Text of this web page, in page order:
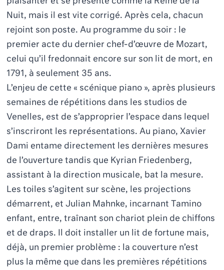
Nuit, mais il est vite corrigé. Après cela, chacun
rejoint son poste. Au programme du soir : le
premier acte du dernier chef-d’œuvre de Mozart,
celui qu’il fredonnait encore sur son lit de mort, en
1791, à seulement 35 ans.
L’enjeu de cette « scénique piano », après plusieurs
semaines de répétitions dans les studios de
Venelles, est de s’approprier l’espace dans lequel
s’inscriront les représentations. Au piano, Xavier
Dami entame directement les dernières mesures
de l’ouverture tandis que Kyrian Friedenberg,
assistant à la direction musicale, bat la mesure.
Les toiles s’agitent sur scène, les projections
démarrent, et Julian Mahnke, incarnant Tamino
enfant, entre, traînant son chariot plein de chiffons
et de draps. Il doit installer un lit de fortune mais,
déjà, un premier problème : la couverture n’est
plus la même que dans les premières répétitions